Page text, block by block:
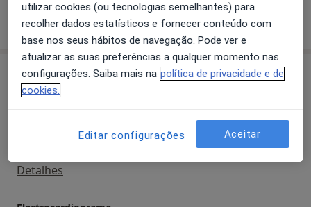
Mostrar mais detalhes
sobre a experiência
Serviços e preços
Ecocardiografia
Detalhes
utilizar cookies (ou tecnologias semelhantes) para
recolher dados estatísticos e fornecer conteúdo com
base nos seus hábitos de navegação. Pode ver e
atualizar as suas preferências a qualquer momento nas
configurações. Saiba mais na política de privacidade e de
cookies.
Editar configurações Aceitar